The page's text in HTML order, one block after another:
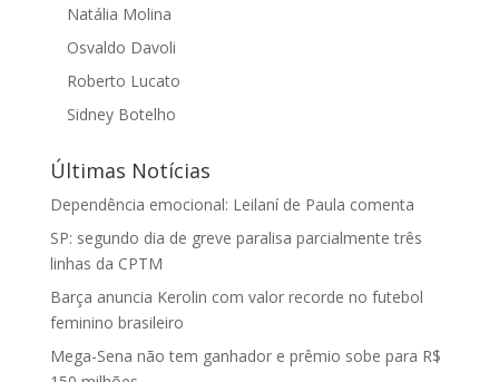
Natália Molina
Osvaldo Davoli
Roberto Lucato
Sidney Botelho
Últimas Notícias
Dependência emocional: Leilaní de Paula comenta
SP: segundo dia de greve paralisa parcialmente três
linhas da CPTM
Barça anuncia Kerolin com valor recorde no futebol
feminino brasileiro
Mega-Sena não tem ganhador e prêmio sobe para R$